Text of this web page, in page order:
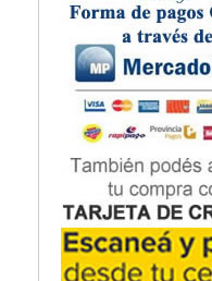
Neumología
Neuroanatomía / Neurociencia
Neurocirugía
Neurología
Nutrición
Odontología
Oftalmología
Oncología / Cuidados Paliativos
Ortopedía / Traumatología
Osteopatía
Otorrinolaringología